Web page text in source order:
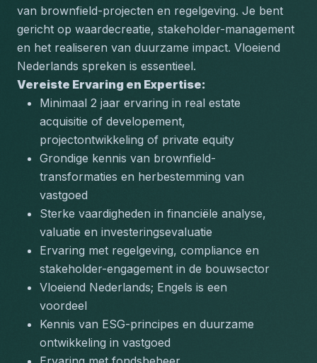
van brownfield-projecten en regelgeving. Je bent
gericht op waardecreatie, stakeholder-management
en het realiseren van duurzame impact. Vloeiend
Nederlands spreken is essentieel.
Vereiste Ervaring en Expertise:
Minimaal 2 jaar ervaring in real estate
acquisitie of developement,
projectontwikkeling of private equity
Grondige kennis van brownfield-
transformaties en herbestemming van
vastgoed
Sterke vaardigheden in financiële analyse,
valuatie en investeringsevaluatie
Ervaring met regelgeving, compliance en
stakeholder-engagement in de bouwsector
Vloeiend Nederlands; Engels is een
voordeel
Kennis van ESG-principes en duurzame
ontwikkeling in vastgoed